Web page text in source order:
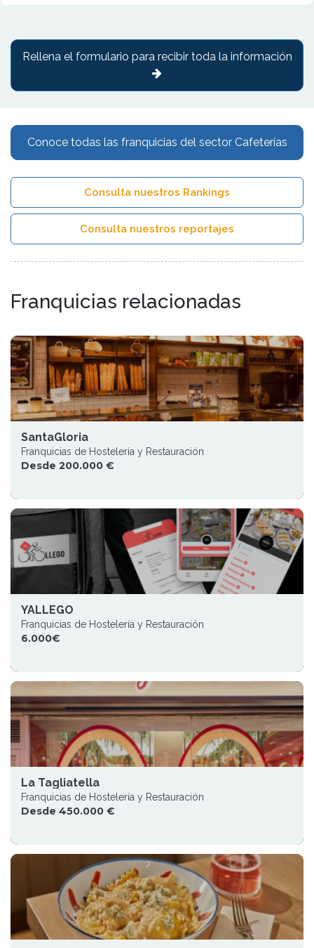
Conoce todas las franquicias del sector Cafeterías
Consulta nuestros Rankings
Consulta nuestros reportajes
Franquicias relacionadas
SantaGloria
Franquicias de Hostelería y Restauración
Desde 200.000 €
YALLEGO
Franquicias de Hostelería y Restauración
6.000€
La Tagliatella
Franquicias de Hostelería y Restauración
Desde 450.000 €